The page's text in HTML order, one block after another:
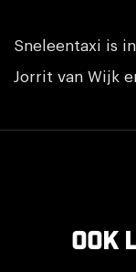
Sneleentaxi is
Jorrit van Wijk
Ook